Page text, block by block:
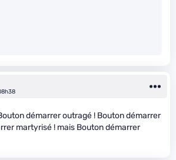
démarrer outragé ! Bouton démarrer
martyrisé ! mais Bouton démarrer